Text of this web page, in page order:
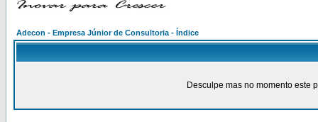
Adecon - Empresa Júnior de Consultoria - Índice
Desculpe mas no momento este